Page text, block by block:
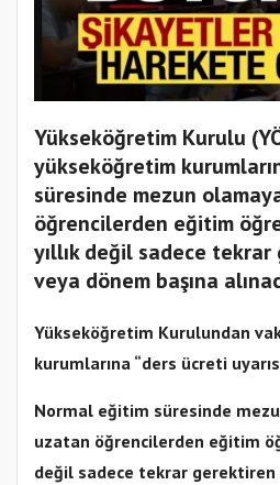
Yükseköğretim Kurulu
yükseköğretim
süresinde mezun
öğrencilerden eğitim
yıllık değil sadece
veya dönem başına
Yükseköğretim Kurulundan
kurumlarına “ders ücreti
Normal eğitim süresinde
uzatan öğrencilerden eğitim
değil sadece tekrar gerektiren